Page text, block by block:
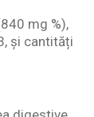
mg %),
și cantități